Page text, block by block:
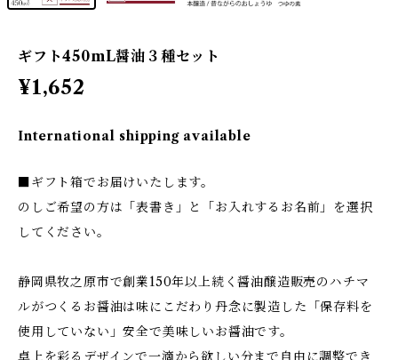
ギフト450mL醤油３種セット
¥1,652
International shipping available
■ギフト箱でお届けいたします。
のしご希望の方は「表書き」と「お入れするお名前」を選択
してください。
静岡県牧之原市で創業150年以上続く醤油醸造販売のハチマ
ルがつくるお醤油は味にこだわり丹念に製造した「保存料を
使用していない」安全で美味しいお醤油です。
卓上を彩るデザインで一滴から欲しい分まで自由に調整でき